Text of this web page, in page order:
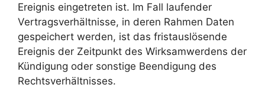
Ereignis eingetreten ist. Im Fall laufender
Vertragsverhältnisse, in deren Rahmen Daten
gespeichert werden, ist das fristauslösende
Ereignis der Zeitpunkt des Wirksamwerdens der
Kündigung oder sonstige Beendigung des
Rechtsverhältnisses.